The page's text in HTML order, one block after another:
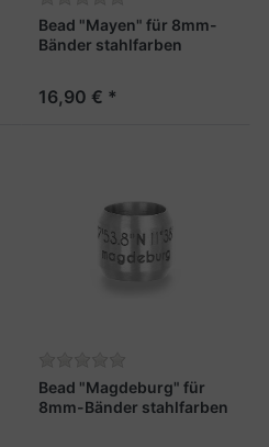
Bead "Mayen" für 8mm-
Bänder stahlfarben
16,90 € *
Bead "Magdeburg" für
8mm-Bänder stahlfarben